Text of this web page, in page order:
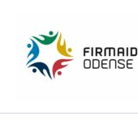
indholdet